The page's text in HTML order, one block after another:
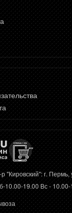
"Кировский": г. Пермь,
10.00-19.00 Вс -